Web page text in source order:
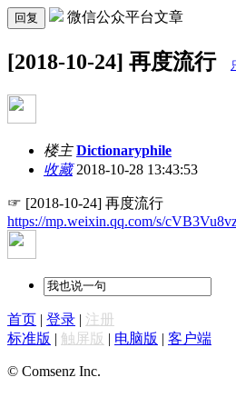
回复 微信公众平台文章
[2018-10-24] 再度流行
楼主 Dictionaryphile
收藏2018-10-28 13:43:53
☞ [2018-10-24] 再度流行
https://mp.weixin.qq.com/s/
首页 | 登录 | 注册
标准版 | 触屏版 | 电脑版 | 客户端
© Comsenz Inc.